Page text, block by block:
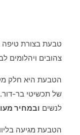
טבעת בצורת טיפה
צהובים ויהלומים
הטבעת היא חלק
של תכשיטי בר-
לנשים ובמחיר
הטבעת מגיעה